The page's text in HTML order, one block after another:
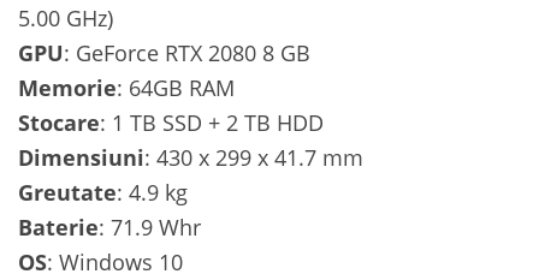
5.00 GHz)
GPU: GeForce RTX 2080 8 GB
Memorie: 64GB RAM
Stocare: 1 TB SSD + 2 TB HDD
Dimensiuni: 430 x 299 x 41.7 mm
Greutate: 4.9 kg
Baterie: 71.9 Whr
OS: Windows 10